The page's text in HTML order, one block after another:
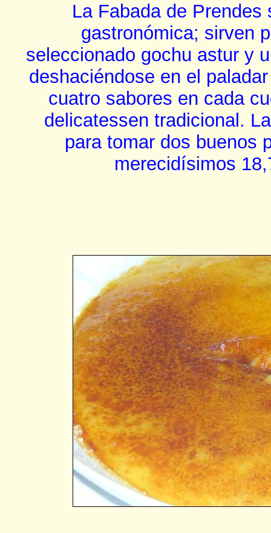
La Fabada de
gastronómica; sirven
seleccionado gochu astur y
deshaciéndose en el
cuatro sabores en cada
delicatessen tradicional.
para tomar dos buenos
merecidísimos